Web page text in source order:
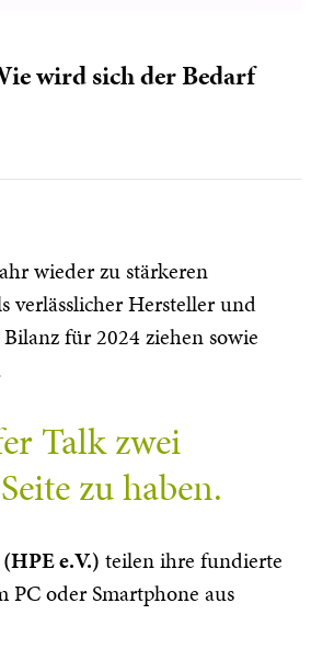
wird sich der Bedarf
wieder zu stärkeren
verlässlicher Hersteller und
für 2024 ziehen sowie
Talk zwei
zu haben.
e.V.) teilen ihre fundierte
oder Smartphone aus